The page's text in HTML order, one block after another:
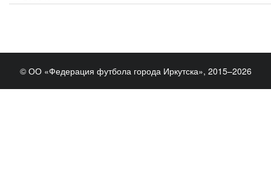
© ОО «Федерация футбола города Иркутска», 2015–2026